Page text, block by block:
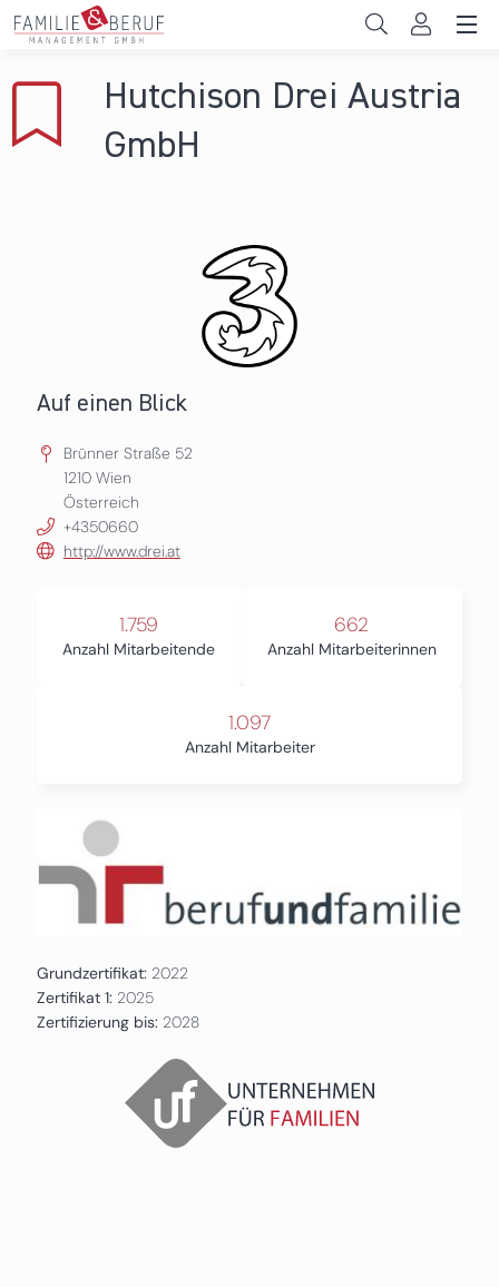
Direkt zum Inhalt
Gemeinden
Hutchison Drei Austria
GmbH
Auf einen Blick
Brünner Straße 52
1210 Wien
Österreich
+4350660
http://www.drei.at
1.759
Anzahl Mitarbeitende
662
Anzahl Mitarbeiterinnen
1.097
Anzahl Mitarbeiter
Grundzertifikat: 2022
Zertifikat 1: 2025
Zertifizierung bis: 2028